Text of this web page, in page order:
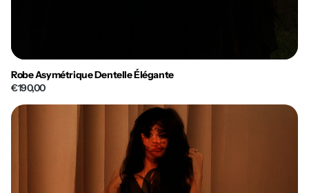
Robe Asymétrique Dentelle Élégante
€190,00